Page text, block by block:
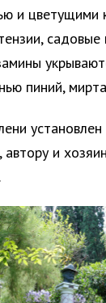
и цветущими
садовые
пиний,
и